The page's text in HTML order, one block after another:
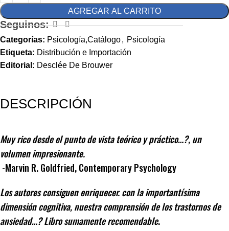
AGREGAR AL CARRITO
Seguinos:
Categorías: Psicología,Catálogo, Psicología
Etiqueta: Distribución e Importación
Editorial: Desclée De Brouwer
DESCRIPCIÓN
Muy rico desde el punto de vista teórico y práctico…?, un
volumen impresionante.
-Marvin R. Goldfried, Contemporary Psychology
Los autores consiguen enriquecer. con la importantísima
dimensión cognitiva, nuestra comprensión de los trastornos de
ansiedad…? Libro sumamente recomendable.